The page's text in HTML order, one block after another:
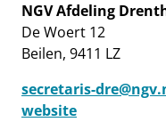
NGV Afdeling
De Woert 12
Beilen, 9411 LZ
secretaris-
website